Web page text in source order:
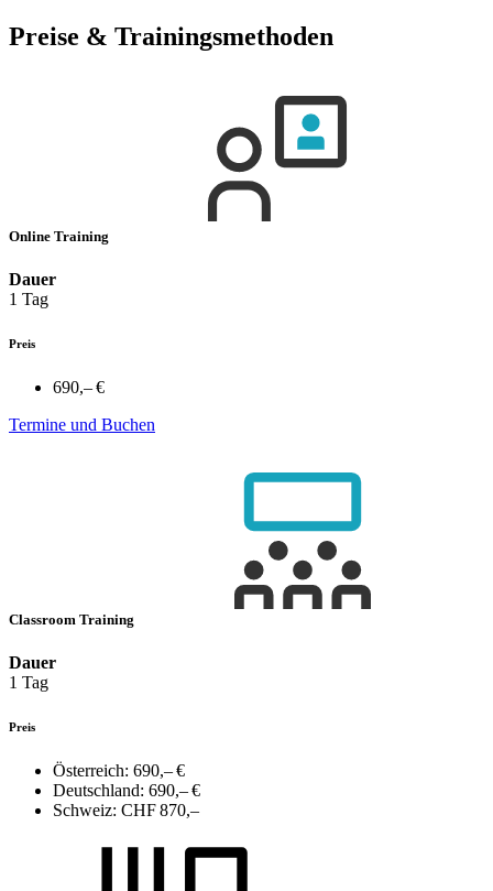
Preise & Trainingsmethoden
Online Training
Dauer
1 Tag
Preis
690,– €
Termine und Buchen
Classroom Training
Dauer
1 Tag
Preis
Österreich: 690,– €
Deutschland: 690,– €
Schweiz: CHF 870,–